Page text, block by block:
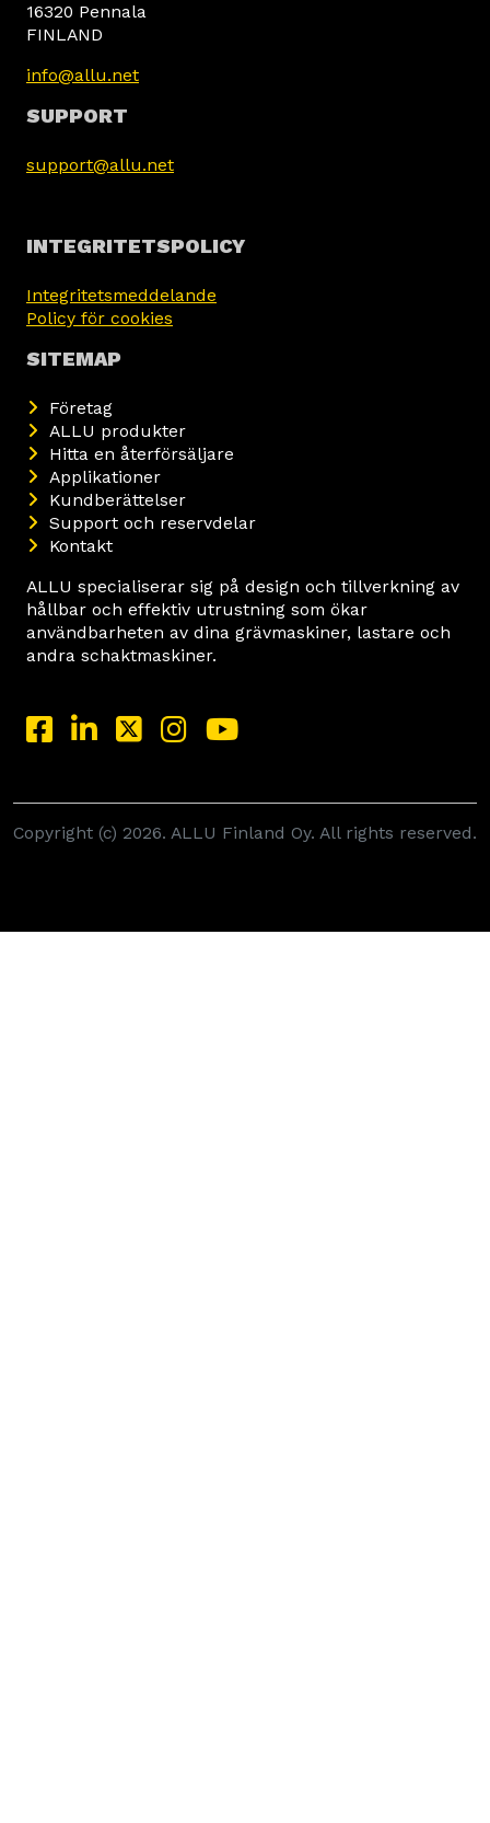
ALLU specialiserar sig på design och tillverkning av
hållbar och effektiv utrustning som ökar
användbarheten av dina grävmaskiner, lastare och
andra schaktmaskiner.
16320 Pennala
FINLAND
info@allu.net
SUPPORT
support@allu.net
INTEGRITETSPOLICY
Integritetsmeddelande
Policy för cookies
SITEMAP
Företag
ALLU produkter
Hitta en återförsäljare
Applikationer
Kundberättelser
Support och reservdelar
Kontakt
Copyright (c) 2026. ALLU Finland Oy. All rights reserved.